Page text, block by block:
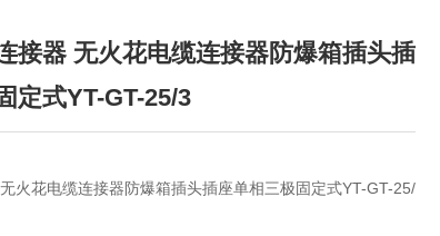
接器 无火花电缆连接器防爆箱插头插
定式YT-GT-25/3
火花电缆连接器防爆箱插头插座单相三极固定式YT-GT-25/